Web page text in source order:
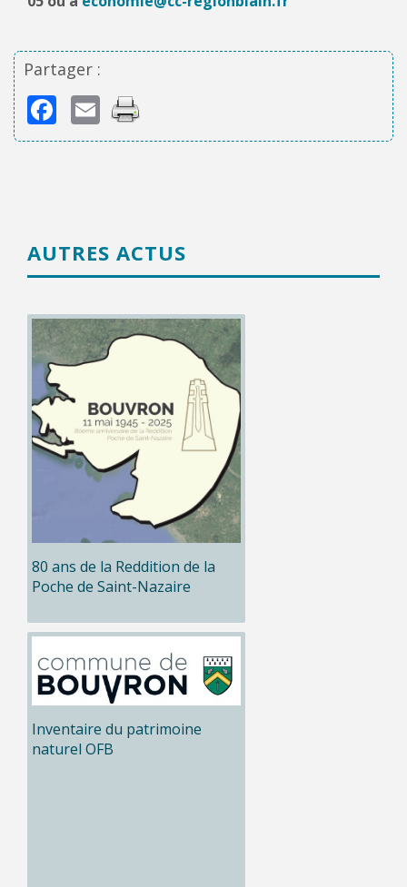
Partager :
Facebook
Email
AUTRES ACTUS
80 ans de la Reddition de la
Poche de Saint-Nazaire
Inventaire du patrimoine
naturel OFB